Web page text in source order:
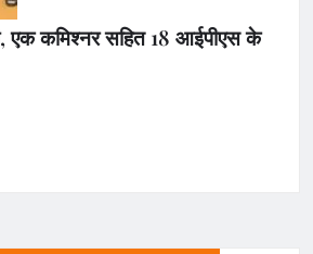
एक कमिश्नर सहित 18 आईपीएस के